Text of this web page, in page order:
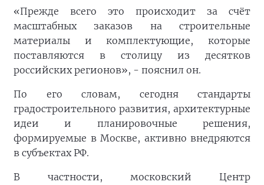
«Прежде всего это происходит за счёт
масштабных заказов на строительные
материалы и комплектующие, которые
поставляются в столицу из десятков
российских регионов», - пояснил он.
По его словам, сегодня стандарты
градостроительного развития, архитектурные
идеи и планировочные решения,
формируемые в Москве, активно внедряются
в субъектах РФ.
В частности, московский Центр